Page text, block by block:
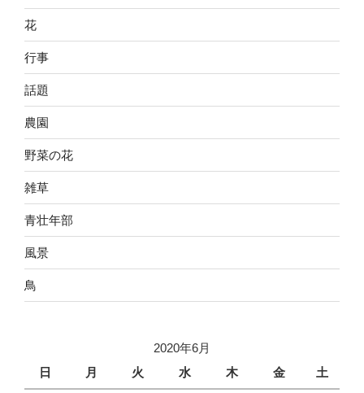
花
行事
話題
農園
野菜の花
雑草
青壮年部
風景
鳥
2020年6月
日
月 火 水 木 金 土